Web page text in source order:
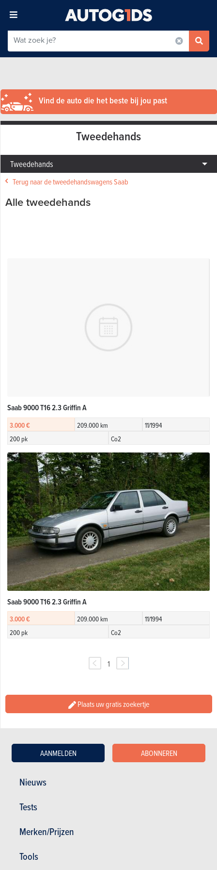
Nieuws
Tests
Merken/Prijzen
Tools
AANMELDEN ABONNEREN
Vind de auto die het beste bij jou past
Tweedehands
Tweedehands
Terug naar de tweedehandswagens Saab
Alle tweedehands
Saab 9000 T16 2.3 Griffin A
3.000 € 209.000 km
11/1994
200 pk
Co2
Saab 9000 T16 2.3 Griffin A
3.000 € 209.000 km
11/1994
200 pk
Co2
1
Plaats uw gratis zoekertje
Tweedehands & Stock
Autotests